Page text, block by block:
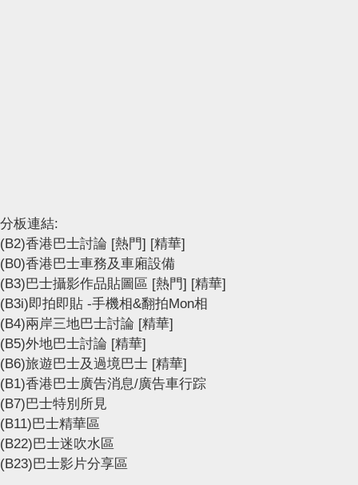
分板連結:
(B2)香港巴士討論 [熱門] [精華]
(B0)香港巴士車務及車廂設備
(B3)巴士攝影作品貼圖區 [熱門] [精華]
(B3i)即拍即貼 -手機相&翻拍Mon相
(B4)兩岸三地巴士討論 [精華]
(B5)外地巴士討論 [精華]
(B6)旅遊巴士及過境巴士 [精華]
(B1)香港巴士廣告消息/廣告車行踪
(B7)巴士特別所見
(B11)巴士精華區
(B22)巴士迷吹水區
(B23)巴士影片分享區